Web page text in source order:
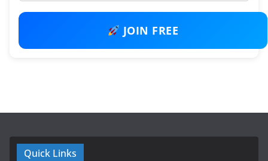
JOIN FREE
Quick Links